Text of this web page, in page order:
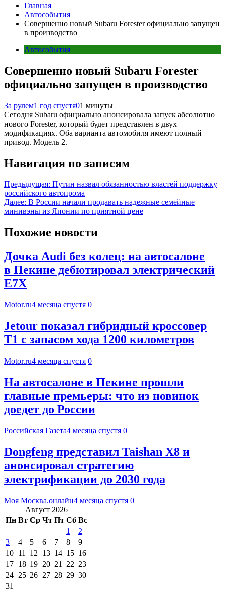
Главная
Автособытия
Совершенно новый Subaru Forester официально запущен
в производство
Автособытия
Совершенно новый Subaru Forester
официально запущен в производство
За рулем1 год спустя01 минуты
Сегодня Subaru официально анонсировала запуск абсолютно
нового Forester, который будет представлен в двух
модификациях. Оба варианта автомобиля имеют полный
привод. Модель 2.
Навигация по записям
Предыдущая: Путин назвал обязанностью властей поддержку
российского автопрома
Далее: В России начали продавать надежные семейные
минивэны из Японии по приятной цене
Похожие новости
Дочка Audi без колец: на автосалоне
в Пекине дебютировал электрический
E7X
Motor.ru4 месяца спустя 0
Jetour показал гибридный кроссовер
T1 с запасом хода 1200 километров
Motor.ru4 месяца спустя 0
На автосалоне в Пекине прошли
главные премьеры: что из новинок
доедет до России
Российская Газета4 месяца спустя 0
Dongfeng представил Taishan X8 и
анонсировал стратегию
электрификации до 2030 года
Моя Москва.онлайн4 месяца спустя 0
Август 2026
Пн Вт Ср Чт Пт Сб Вс
1
2
3
4 5 6 7 8
9
10 11 12 13 14 15 16
17 18 19 20 21 22 23
24 25 26 27 28 29 30
31